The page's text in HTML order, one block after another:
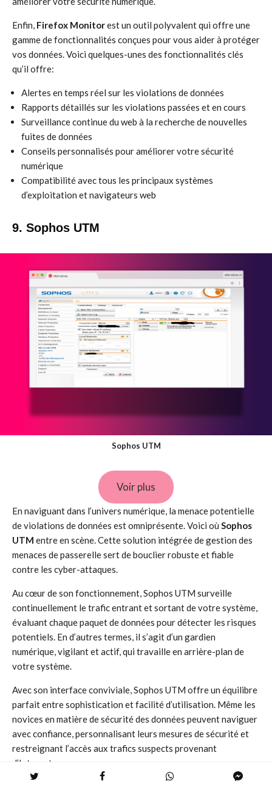
Enfin, Firefox Monitorest un outil polyvalent qui offre une
gamme de fonctionnalités conçues pour vous aider à protéger
vos données. Voici quelques-unes des fonctionnalités clés
qu’il offre:
Alertes en temps réel sur les violations de données
Rapports détaillés sur les violations passées et en cours
Surveillance continue du web à la recherche de nouvelles
fuites de données
Conseils personnalisés pour améliorer votre sécurité
numérique
Compatibilité avec tous les principaux systèmes
d’exploitation et navigateurs web
9. Sophos UTM
Sophos UTM
Voir plus
En naviguant dans l’univers numérique, la menace potentielle
de violations de données est omniprésente. Voici où Sophos
UTM entre en scène. Cette solution intégrée de gestion des
menaces de passerelle sert de bouclier robuste et fiable
contre les cyber-attaques.
Au cœur de son fonctionnement, Sophos UTM surveille
continuellement le trafic entrant et sortant de votre système,
évaluant chaque paquet de données pour détecter les risques
potentiels. En d’autres termes, il s’agit d’un gardien
numérique, vigilant et actif, qui travaille en arrière-plan de
votre système.
Avec son interface conviviale, Sophos UTM offre un équilibre
parfait entre sophistication et facilité d’utilisation. Même les
novices en matière de sécurité des données peuvent naviguer
avec confiance, personnalisant leurs mesures de sécurité et
restreignant l’accès aux trafics suspects provenant
d’Internet.